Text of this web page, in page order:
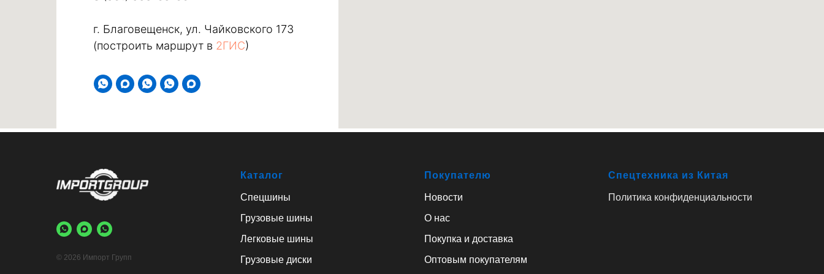
г. Благовещенск, ул. Чайковского 173
(построить маршрут в 2ГИС)
© 2026 Импорт Групп
Каталог
Спецшины
Грузовые шины
Легковые шины
Грузовые диски
Покупателю
Новости
О нас
Покупка и доставка
Оптовым покупателям
Спецтехника из Китая
Политика конфиденциальности